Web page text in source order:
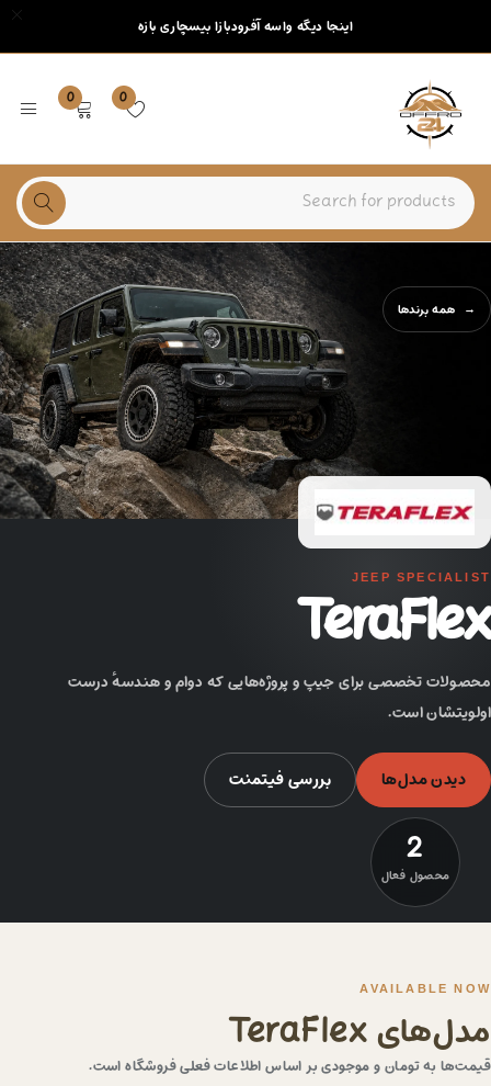
اینجا دیگه واسه آفرودبازا بیسچاری بازه
0
0
همه برندها
JEEP SPECIALIST
TeraFlex
محصولات تخصصی برای جیپ و پروژه‌هایی که دوام و هندسهٔ درست
اولویتشان است.
دیدن مدل‌ها بررسی فیتمنت
2
محصول فعال
AVAILABLE NOW
مدل‌های TeraFlex
قیمت‌ها به تومان و موجودی بر اساس اطلاعات فعلی فروشگاه است.